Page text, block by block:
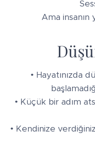
Ama
• Hayatınızda
• Küçük bir adım
• Kendinize